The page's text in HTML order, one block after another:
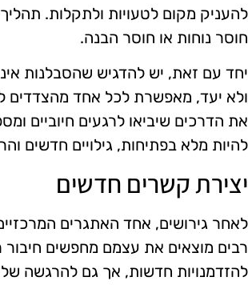
להעניק מקום לטעויות ולתקלות.
חוסר נוחות או חוסר הבנה.
יחד עם זאת, יש להדגיש שהסבלנות
ולא יעד, מאפשרת לכל אחד מהצדדים
את הדרכים שיביאו לרגעים חיוביים
להיות מלא בפתיחות, גילויים חדשים
יצירת קשרים חדשים
לאחר גירושים, אחד האתגרים
רבים מוצאים את עצמם מחפשים חיבור
להזדמנויות חדשות, אך גם להרגשה